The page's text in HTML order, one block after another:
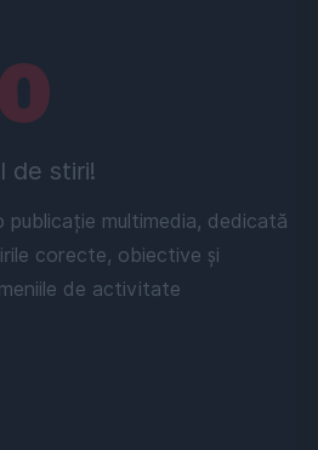
de stiri!
publicație multimedia, dedicată
corecte, obiective și
de activitate